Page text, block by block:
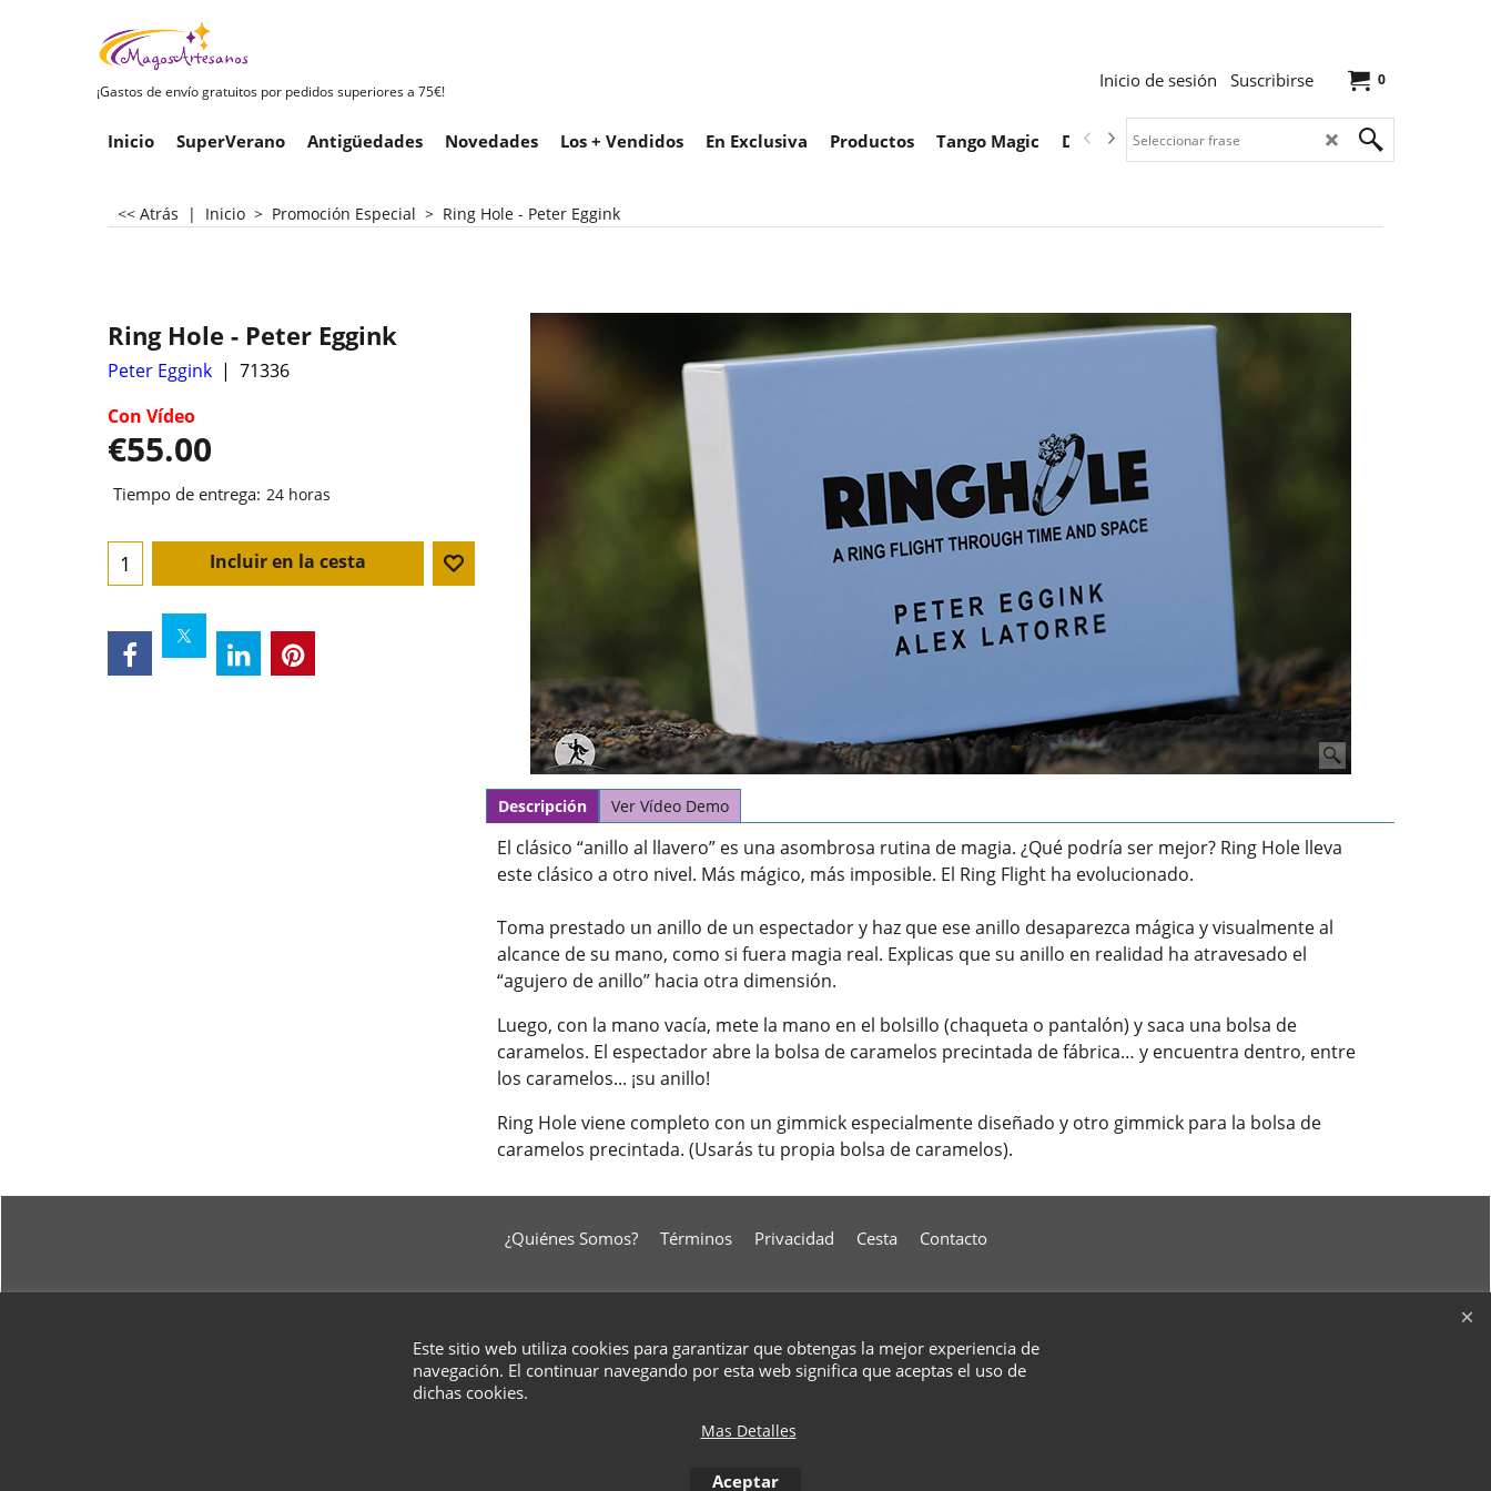
¡Gastos de envío gratuitos por pedidos superiores a 75€!
0
Inicio de sesión Suscribirse
Inicio SuperVerano Antigüedades Novedades Los + Vendidos En Exclusiva Productos Tango Magic Descargas
<< Atrás | Inicio > Promoción Especial > Ring Hole - Peter Eggink
Ring Hole - Peter Eggink
Peter Eggink
71336
Con Vídeo
€55.00
Tiempo de entrega: 24 horas
Incluir en la cesta
Descripción Ver Vídeo Demo
El clásico “anillo al llavero” es una asombrosa rutina de magia. ¿Qué podría ser mejor? Ring Hole lleva
este clásico a otro nivel. Más mágico, más imposible. El Ring Flight ha evolucionado.
Toma prestado un anillo de un espectador y haz que ese anillo desaparezca mágica y visualmente al
alcance de su mano, como si fuera magia real. Explicas que su anillo en realidad ha atravesado el
“agujero de anillo” hacia otra dimensión.
Luego, con la mano vacía, mete la mano en el bolsillo (chaqueta o pantalón) y saca una bolsa de
caramelos. El espectador abre la bolsa de caramelos precintada de fábrica… y encuentra dentro, entre
los caramelos... ¡su anillo!
Ring Hole viene completo con un gimmick especialmente diseñado y otro gimmick para la bolsa de
caramelos precintada. (Usarás tu propia bolsa de caramelos).
¿Quiénes Somos? Términos Privacidad Cesta Contacto
software was used.
Este sitio web utiliza cookies para garantizar que obtengas la mejor experiencia de
navegación. El continuar navegando por esta web significa que aceptas el uso de
dichas cookies.
Mas Detalles
Aceptar